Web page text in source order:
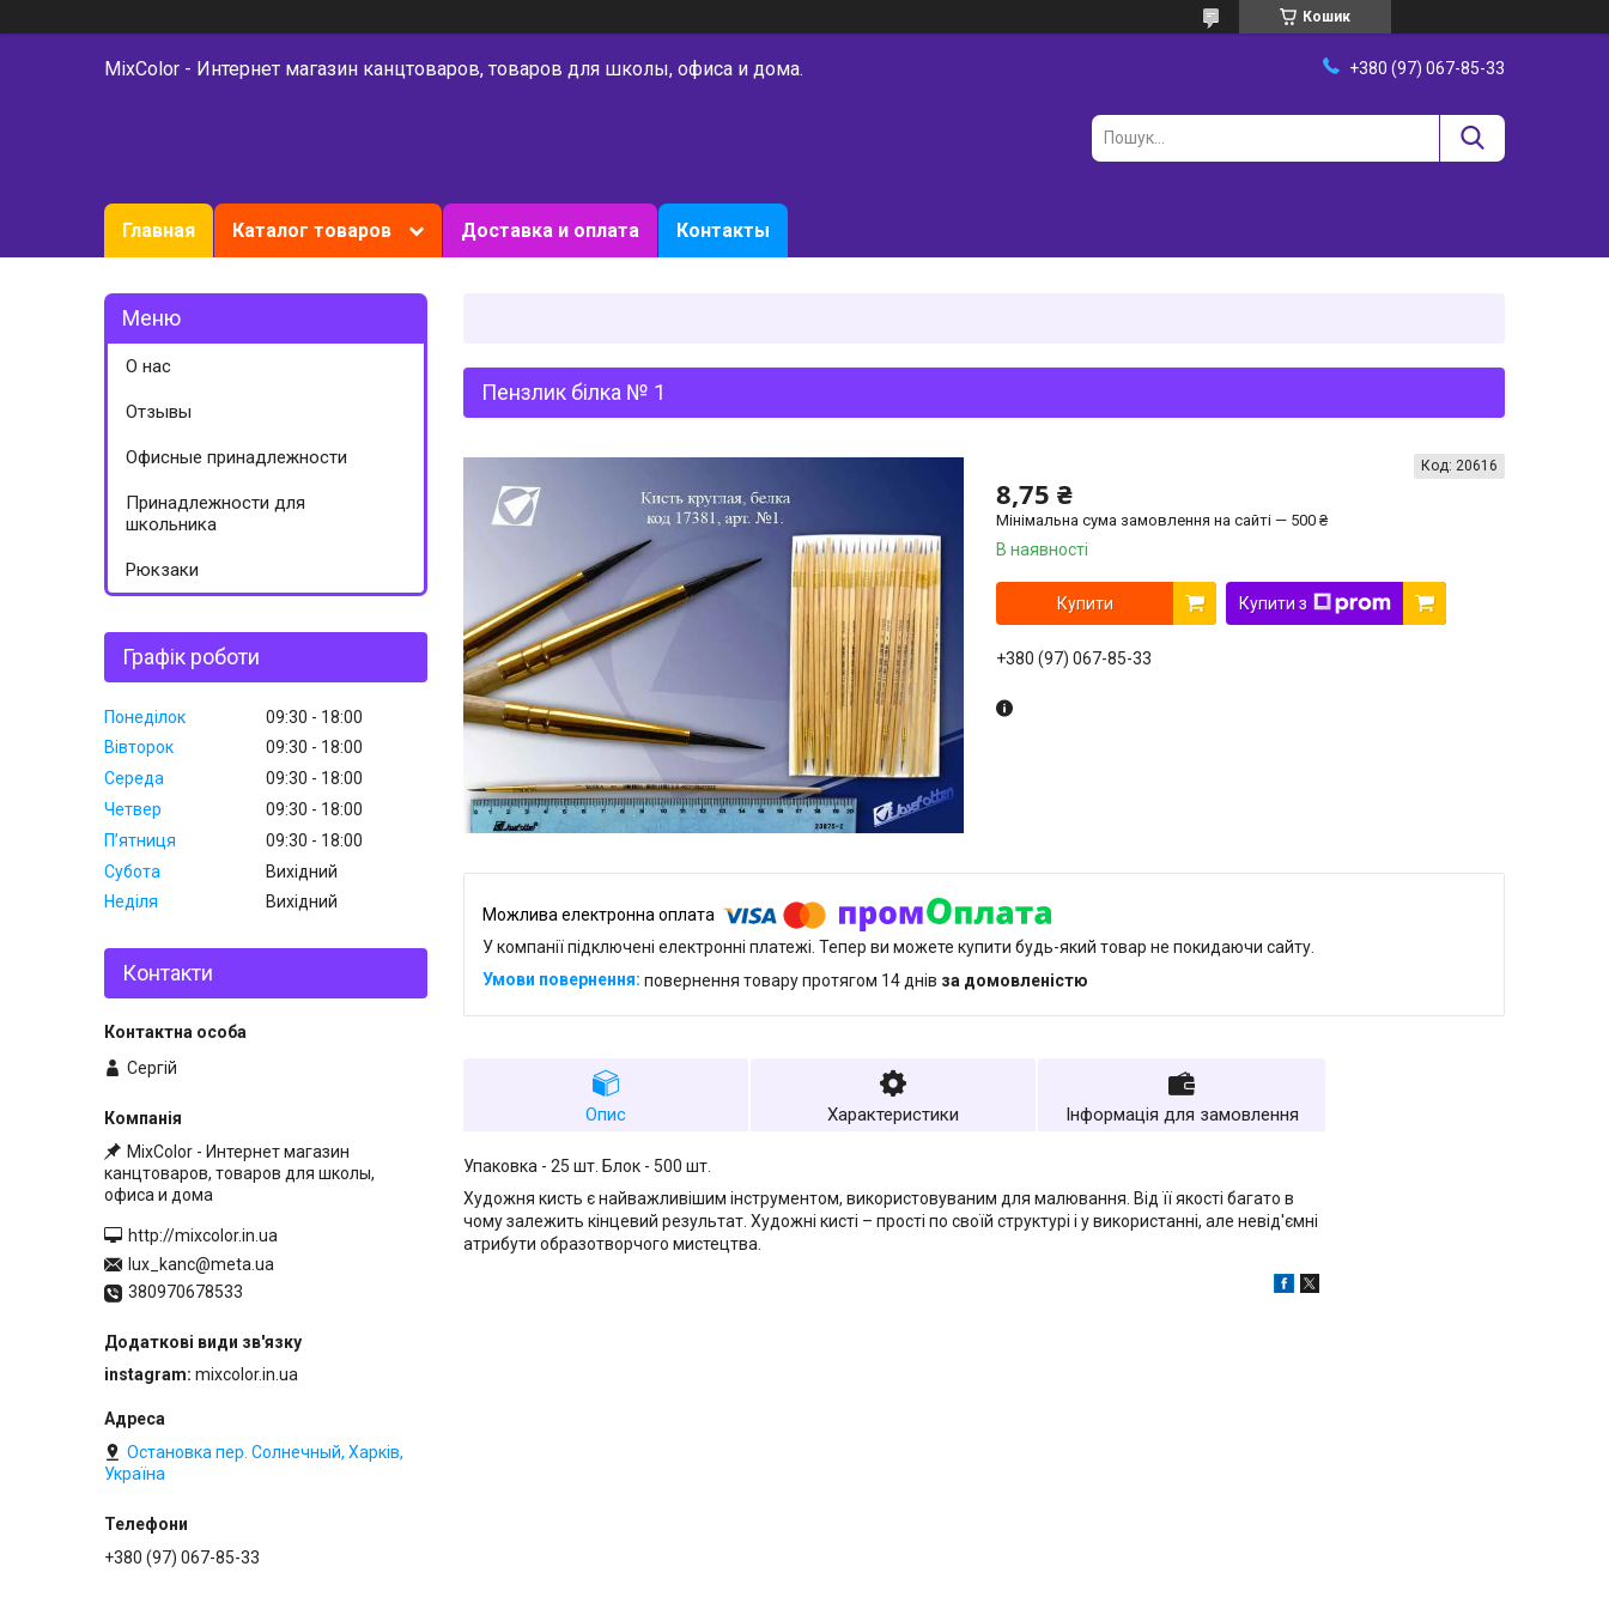
Кошик
MixColor - Интернет магазин канцтоваров, товаров для школы, офиса и дома. +380 (97) 067-85-33
Главная Каталог товаров Доставка и оплата Контакты
Пензлик білка № 1
8,75 ₴
Мінімальна сума замовлення на сайті — 500 ₴
В наявності
Код: 20616
Купити Купити з
+380 (97) 067-85-33
У компанії підключені електронні платежі. Тепер ви можете купити будь-який товар не покидаючи сайту.
повернення товару протягом 14 днів за домовленістю
Опис Характеристики Інформація для замовлення
Упаковка - 25 шт. Блок - 500 шт.
Художня кисть є найважливішим інструментом, використовуваним для малювання. Від її якості багато в
чому залежить кінцевий результат. Художні кисті – прості по своїй структурі і у використанні, але невід'ємні
атрибути образотворчого мистецтва.
О нас
Отзывы
Офисные принадлежности
Принадлежности для
школьника
Рюкзаки
Графік роботи
Понеділок 09:30
18:00
Вівторок
09:30
18:00
Середа
09:30
18:00
Четвер
09:30
18:00
Пʼятниця
09:30
18:00
Субота
Вихідний
Неділя
Вихідний
Контакти
Сергій
MixColor - Интернет магазин
канцтоваров, товаров для школы,
офиса и дома
http://mixcolor.in.ua
lux_kanc@meta.ua
380970678533
instagram mixcolor.in.ua
Остановка пер. Солнечный, Харків,
Україна
+380 (97) 067-85-33